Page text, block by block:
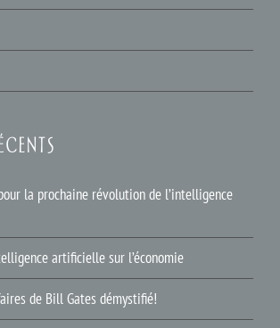
la prochaine révolution de l’intelligence
artificielle sur l’économie
de Bill Gates démystifié!